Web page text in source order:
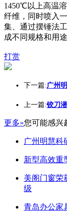
1450℃以上高温
纤维，同时喷入
集、通过摆锤法
成不同规格和用
打赏
下一篇:广州
上一篇:铰刀
更多»您可能感兴
广州明慧科
新型高效重
美阁门窗荣
级
青岛办公家